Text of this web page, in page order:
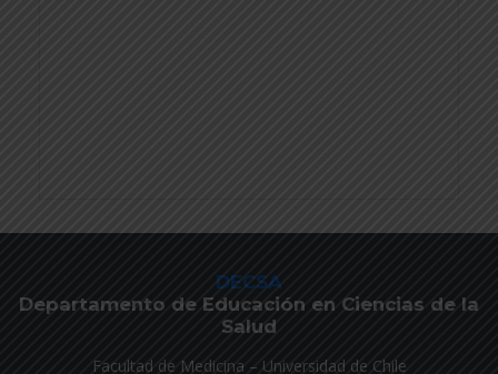
DECSA
Departamento de Educación en Ciencias de la
Salud
Facultad de Medicina – Universidad de Chile